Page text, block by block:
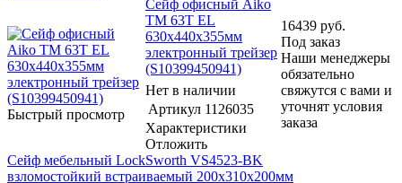
Быстрый просмотр
Сейф офисный Aiko
TM 63T EL
630x440x355мм
электронный трейзер
(S10399450941)
Нет в наличии
Артикул 1126035
Характеристики
Отложить
16439 руб.
Под заказ
Наши менеджеры
обязательно
свяжутся с вами и
уточнят условия
заказа
Сейф мебельный LockSworth VS4523-BK
взломостойкий встраиваемый 200x310x200мм